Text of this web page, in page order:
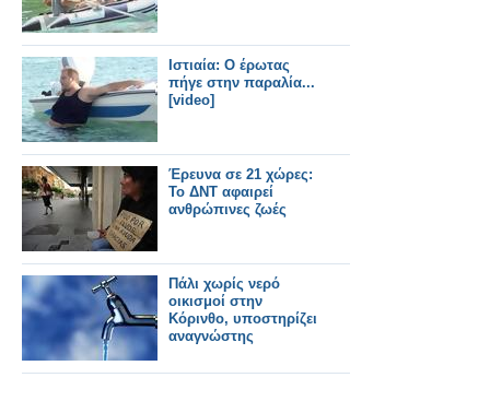
Ιστιαία: Ο έρωτας
πήγε στην παραλία...
[video]
Έρευνα σε 21 χώρες:
To ΔΝΤ αφαιρεί
ανθρώπινες ζωές
Πάλι χωρίς νερό
οικισμοί στην
Κόρινθο, υποστηρίζει
αναγνώστης